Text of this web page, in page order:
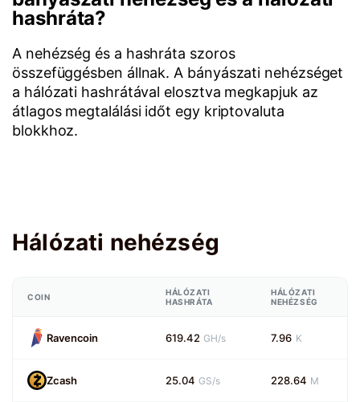
hashráta?
A nehézség és a hashráta szoros
összefüggésben állnak. A bányászati nehézséget
a hálózati hashrátával elosztva megkapjuk az
átlagos megtalálási időt egy kriptovaluta
blokkhoz.
Hálózati nehézség
COIN
HÁLÓZATI
HASHRÁTA
HÁLÓZATI
NEHÉZSÉG
Ravencoin 619.42 GH/s 7.96 K
Zcash 25.04 GS/s 228.64 M